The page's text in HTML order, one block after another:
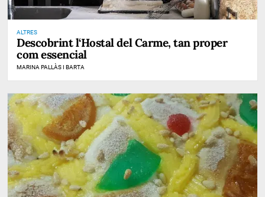
ALTRES
Descobrint l‘Hostal del Carme, tan proper
com essencial
MARINA PALLÀS I BARTA